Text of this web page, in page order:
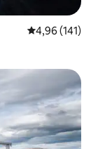
Note
4,96 (141)